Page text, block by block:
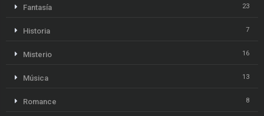
Fantasía 23
Historia 7
Misterio 16
Música 13
Romance 8